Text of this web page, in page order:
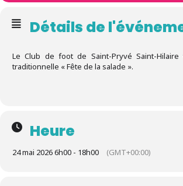
Détails de
Le Club de foot de Saint-Pryvé Saint-
traditionnelle « Fête de la salade ».
Heure
24 mai 2026 6h00 - 18h00 (GMT+00:00)